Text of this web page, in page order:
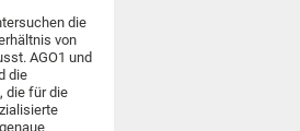
die
von
AGO1 und
die
die für die